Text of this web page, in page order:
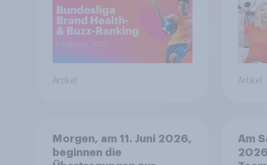
Artikel Artikel
Morgen, am 11. Juni 2026,
beginnen die
Am